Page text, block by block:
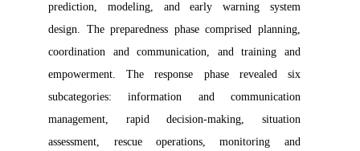
prediction, modeling, and early warning system
design. The preparedness phase comprised planning,
coordination and communication, and training and
empowerment. The response phase revealed six
subcategories: information and communication
management, rapid decision-making, situation
assessment, rescue operations, monitoring and